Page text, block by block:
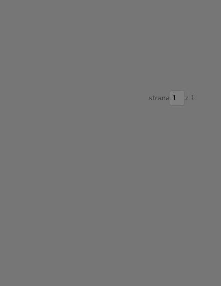
strana z 1